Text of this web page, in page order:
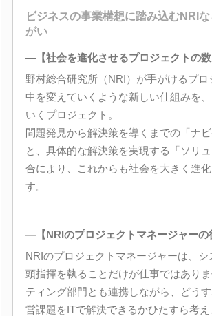
ビジネスの事業構想に踏み込むNRI
がい
―【社会を進化させるプロジェクトの数
野村総合研究所（NRI）が手がけるプロ
中を変えていくような新しい仕組みを
いくプロジェクト。
問題発見から解決策を導くまでの「ナビ
と、具体的な解決策を実現する「ソリ
合により、これからも社会を大きく進
す。
―【NRIのプロジェクトマネージャーの
NRIのプロジェクトマネージャーは、シ
頭指揮を執ることだけが仕事ではあり
ティング部門とも連携しながら、どう
営課題をITで解決できるかひたすら考